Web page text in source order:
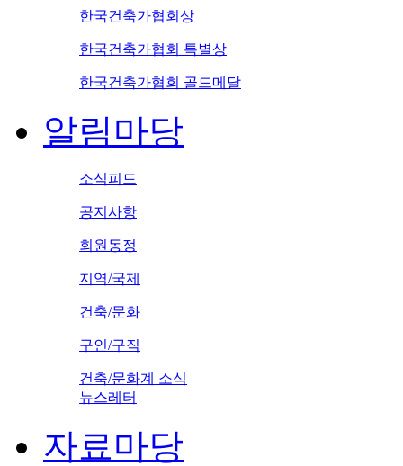
한국건축가협회상
한국건축가협회 특별상
한국건축가협회 골드메달
알림마당
소식피드
공지사항
회원동정
지역/국제
건축/문화
구인/구직
건축/문화계 소식
뉴스레터
자료마당